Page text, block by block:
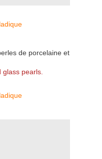
de porcelaine et
pearls.